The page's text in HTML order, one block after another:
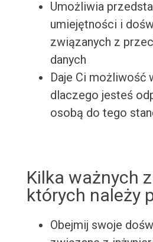
Umożliwia
umiejętności i
związanych z
danych
Daje Ci możliwość
dlaczego jesteś
osobą do tego
Kilka ważnych
których należy
Obejmij swoje